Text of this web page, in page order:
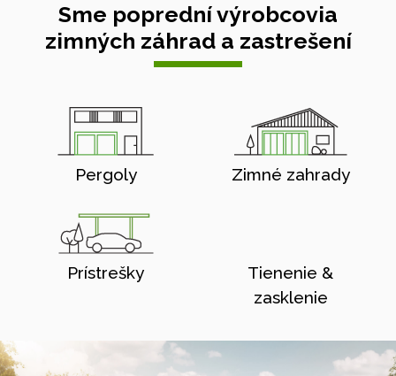
Sme poprední výrobcovia
zimných záhrad a zastrešení
Pergoly Zimné zahrady
Prístrešky
Tienenie &
zasklenie